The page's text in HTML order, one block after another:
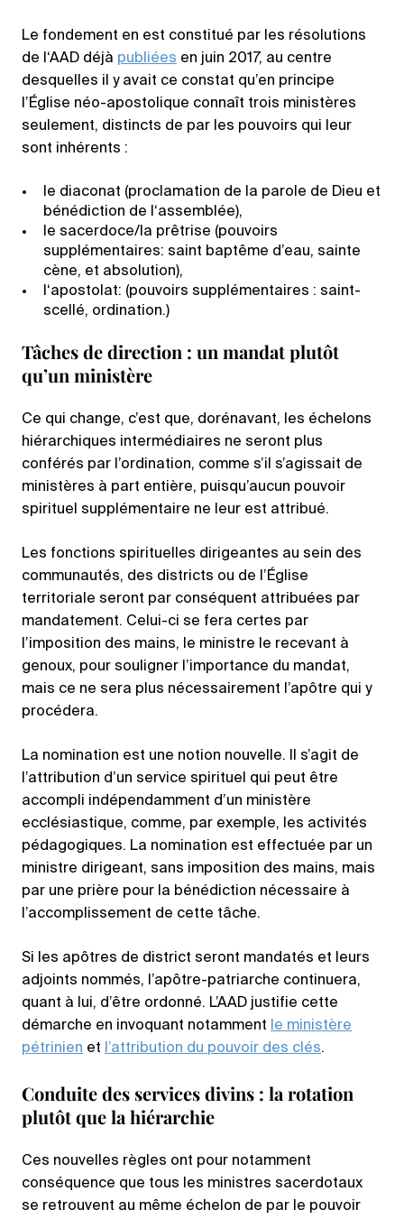
Le fondement en est constitué par les résolutions
de l‘AAD déjà publiées en juin 2017, au centre
desquelles il y avait ce constat qu’en principe
l’Église néo-apostolique connaît trois ministères
seulement, distincts de par les pouvoirs qui leur
sont inhérents :
le diaconat (proclamation de la parole de Dieu et
bénédiction de l‘assemblée),
le sacerdoce/la prêtrise (pouvoirs
supplémentaires: saint baptême d’eau, sainte
cène, et absolution),
l‘apostolat: (pouvoirs supplémentaires : saint-
scellé, ordination.)
Tâches de direction : un mandat plutôt
qu’un ministère
Ce qui change, c’est que, dorénavant, les échelons
hiérarchiques intermédiaires ne seront plus
conférés par l’ordination, comme s’il s’agissait de
ministères à part entière, puisqu’aucun pouvoir
spirituel supplémentaire ne leur est attribué.
Les fonctions spirituelles dirigeantes au sein des
communautés, des districts ou de l’Église
territoriale seront par conséquent attribuées par
mandatement. Celui-ci se fera certes par
l’imposition des mains, le ministre le recevant à
genoux, pour souligner l’importance du mandat,
mais ce ne sera plus nécessairement l’apôtre qui y
procédera.
La nomination est une notion nouvelle. Il s’agit de
l’attribution d’un service spirituel qui peut être
accompli indépendamment d’un ministère
ecclésiastique, comme, par exemple, les activités
pédagogiques. La nomination est effectuée par un
ministre dirigeant, sans imposition des mains, mais
par une prière pour la bénédiction nécessaire à
l’accomplissement de cette tâche.
Si les apôtres de district seront mandatés et leurs
adjoints nommés, l’apôtre-patriarche continuera,
quant à lui, d’être ordonné. L’AAD justifie cette
démarche en invoquant notamment le ministère
pétrinien et l’attribution du pouvoir des clés.
Conduite des services divins : la rotation
plutôt que la hiérarchie
Ces nouvelles règles ont pour notamment
conséquence que tous les ministres sacerdotaux
se retrouvent au même échelon de par le pouvoir